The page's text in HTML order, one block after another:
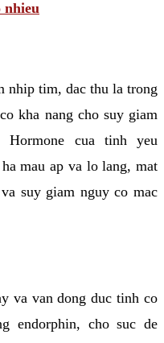
nhieu
nhip tim, dac thu la trong
kha nang cho suy giam
cua tinh yeu
mau ap va lo lang, mat
suy giam nguy co mac
va van dong duc tinh co
endorphin, cho suc de